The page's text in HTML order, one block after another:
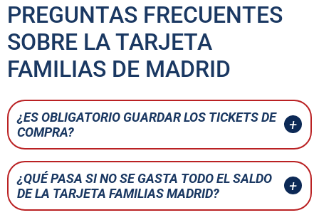
PREGUNTAS FRECUENTES
SOBRE LA TARJETA
FAMILIAS DE MADRID
¿ES OBLIGATORIO GUARDAR LOS TICKETS DE
COMPRA?
¿QUÉ PASA SI NO SE GASTA TODO EL SALDO
DE LA TARJETA FAMILIAS MADRID?